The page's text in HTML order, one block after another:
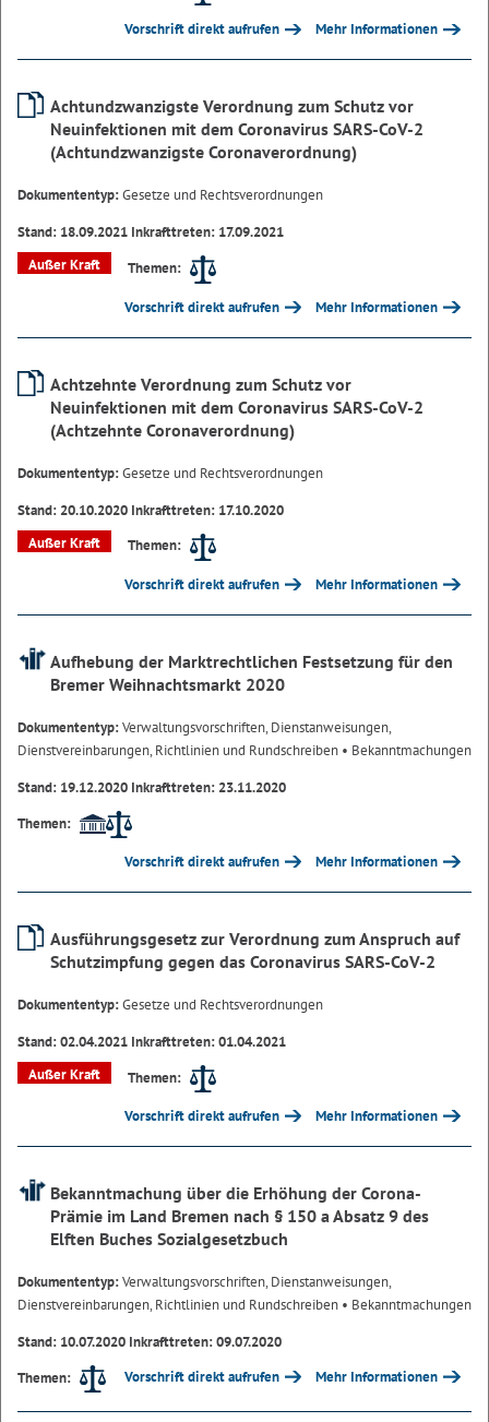
Vorschrift direkt aufrufen Mehr Informationen
Achtundzwanzigste Verordnung zum Schutz vor
Neuinfektionen mit dem Coronavirus SARS-CoV-2
(Achtundzwanzigste Coronaverordnung)
Dokumententyp:Gesetze und Rechtsverordnungen
Stand: 18.09.2021 Inkrafttreten: 17.09.2021
Außer Kraft
Themen:
Vorschrift direkt aufrufen Mehr Informationen
Achtzehnte Verordnung zum Schutz vor
Neuinfektionen mit dem Coronavirus SARS-CoV-2
(Achtzehnte Coronaverordnung)
Dokumententyp:Gesetze und Rechtsverordnungen
Stand: 20.10.2020 Inkrafttreten: 17.10.2020
Außer Kraft
Themen:
Vorschrift direkt aufrufen Mehr Informationen
Aufhebung der Marktrechtlichen Festsetzung für den
Bremer Weihnachtsmarkt 2020
Dokumententyp:Verwaltungsvorschriften, Dienstanweisungen,
Dienstvereinbarungen, Richtlinien und Rundschreiben • Bekanntmachungen
Stand: 19.12.2020 Inkrafttreten: 23.11.2020
Themen:
Vorschrift direkt aufrufen Mehr Informationen
Ausführungsgesetz zur Verordnung zum Anspruch auf
Schutzimpfung gegen das Coronavirus SARS-CoV-2
Dokumententyp:Gesetze und Rechtsverordnungen
Stand: 02.04.2021 Inkrafttreten: 01.04.2021
Außer Kraft
Themen:
Vorschrift direkt aufrufen Mehr Informationen
Bekanntmachung über die Erhöhung der Corona-
Prämie im Land Bremen nach § 150 a Absatz 9 des
Elften Buches Sozialgesetzbuch
Dokumententyp:Verwaltungsvorschriften, Dienstanweisungen,
Dienstvereinbarungen, Richtlinien und Rundschreiben • Bekanntmachungen
Stand: 10.07.2020 Inkrafttreten: 09.07.2020
Themen:
Vorschrift direkt aufrufen Mehr Informationen